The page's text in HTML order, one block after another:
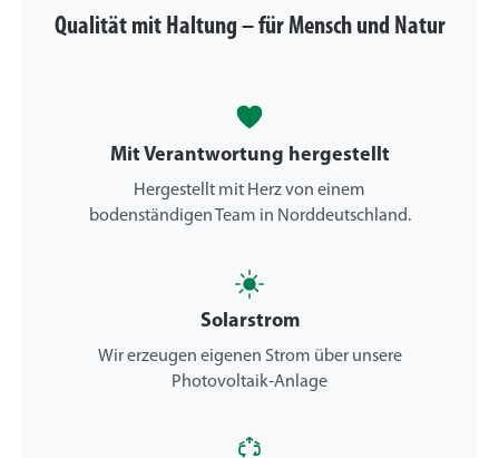
Qualität mit Haltung – für Mensch und Natur
Mit Verantwortung hergestellt
Hergestellt mit Herz von einem
bodenständigen Team in Norddeutschland.
Solarstrom
Wir erzeugen eigenen Strom über unsere
Photovoltaik-Anlage